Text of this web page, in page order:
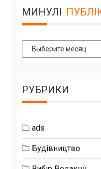
МИНУЛІ
Минулі
Публікації
РУБРИКИ
ads
Будівництво